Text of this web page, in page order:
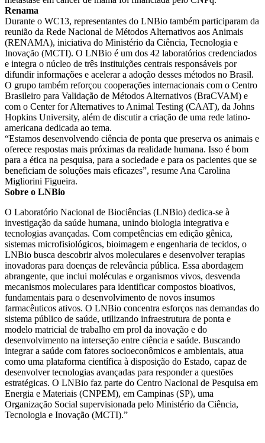
Renama
Durante o WC13, representantes do LNBio também participaram da
reunião da Rede Nacional de Métodos Alternativos aos Animais
(RENAMA), iniciativa do Ministério da Ciência, Tecnologia e
Inovação (MCTI). O LNBio é um dos 42 laboratórios credenciados
e integra o núcleo de três instituições centrais responsáveis por
difundir informações e acelerar a adoção desses métodos no Brasil.
O grupo também reforçou cooperações internacionais com o Centro
Brasileiro para Validação de Métodos Alternativos (BraCVAM) e
com o Center for Alternatives to Animal Testing (CAAT), da Johns
Hopkins University, além de discutir a criação de uma rede latino-
americana dedicada ao tema.
“Estamos desenvolvendo ciência de ponta que preserva os animais e
oferece respostas mais próximas da realidade humana. Isso é bom
para a ética na pesquisa, para a sociedade e para os pacientes que se
beneficiam de soluções mais eficazes”, resume Ana Carolina
Migliorini Figueira.
Sobre o LNBio
O Laboratório Nacional de Biociências (LNBio) dedica-se à
investigação da saúde humana, unindo biologia integrativa e
tecnologias avançadas. Com competências em edição gênica,
sistemas microfisiológicos, bioimagem e engenharia de tecidos, o
LNBio busca descobrir alvos moleculares e desenvolver terapias
inovadoras para doenças de relevância pública. Essa abordagem
abrangente, que inclui moléculas e organismos vivos, desvenda
mecanismos moleculares para identificar compostos bioativos,
fundamentais para o desenvolvimento de novos insumos
farmacêuticos ativos. O LNBio concentra esforços nas demandas do
sistema público de saúde, utilizando infraestrutura de ponta e
modelo matricial de trabalho em prol da inovação e do
desenvolvimento na interseção entre ciência e saúde. Buscando
integrar a saúde com fatores socioeconômicos e ambientais, atua
como uma plataforma científica à disposição do Estado, capaz de
desenvolver tecnologias avançadas para responder a questões
estratégicas. O LNBio faz parte do Centro Nacional de Pesquisa em
Energia e Materiais (CNPEM), em Campinas (SP), uma
Organização Social supervisionada pelo Ministério da Ciência,
Tecnologia e Inovação (MCTI).”